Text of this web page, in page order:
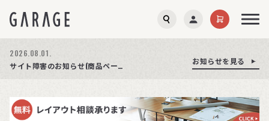
2026.08.03.
お知らせを見る
商品ページ障害復旧のお知らせ お知らせを見る
2026.08.01.
サイト障害のお知らせ(商品ページが正常に表示されない事象発生)
お知らせを見る